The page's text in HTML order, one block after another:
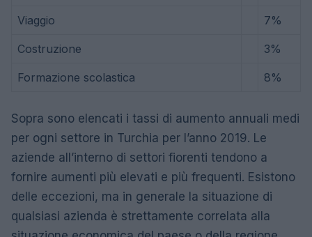
Viaggio 7%
Costruzione 3%
Formazione scolastica 8%
Sopra sono elencati i tassi di aumento annuali medi
per ogni settore in Turchia per l’anno 2019. Le
aziende all’interno di settori fiorenti tendono a
fornire aumenti più elevati e più frequenti. Esistono
delle eccezioni, ma in generale la situazione di
qualsiasi azienda è strettamente correlata alla